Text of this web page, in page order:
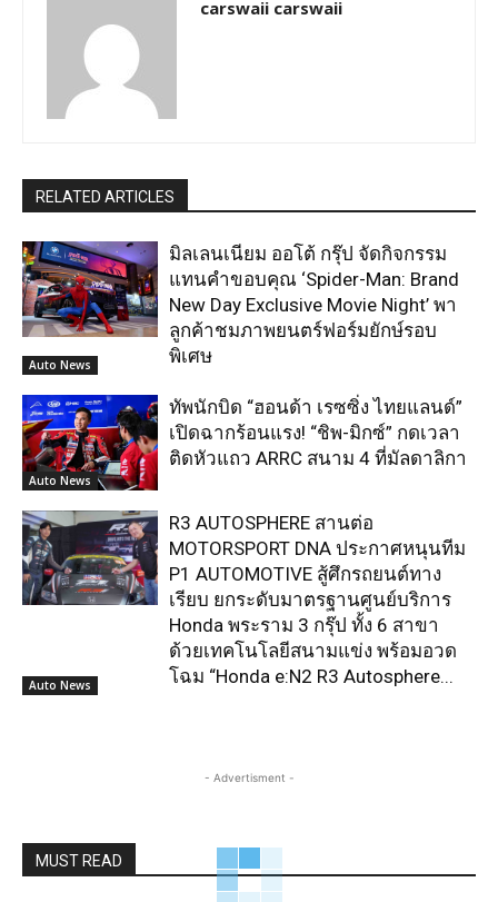
carswaii carswaii
RELATED ARTICLES
Auto News
มิลเลนเนียม ออโต้ กรุ๊ป จัดกิจกรรม
แทนคำขอบคุณ ‘Spider-Man: Brand
New Day Exclusive Movie Night’ พา
ลูกค้าชมภาพยนตร์ฟอร์มยักษ์รอบ
พิเศษ
Auto News
ทัพนักบิด “ฮอนด้า เรซซิ่ง ไทยแลนด์”
เปิดฉากร้อนแรง! “ชิพ-มิกซ์” กดเวลา
ติดหัวแถว ARRC สนาม 4 ที่มัลดาลิกา
Auto News
R3 AUTOSPHERE สานต่อ
MOTORSPORT DNA ประกาศหนุนทีม
P1 AUTOMOTIVE สู้ศึกรถยนต์ทาง
เรียบ ยกระดับมาตรฐานศูนย์บริการ
Honda พระราม 3 กรุ๊ป ทั้ง 6 สาขา
ด้วยเทคโนโลยีสนามแข่ง พร้อมอวด
โฉม “Honda e:N2 R3 Autosphere...
- Advertisment -
MUST READ